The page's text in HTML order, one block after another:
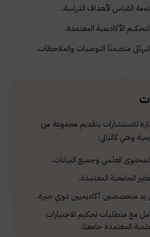
القياس لأهداف الدراسة.
الأكاديمية المعتمدة.
النهائي متضمنًا التوصيات والملاحظات.
للاستشارات بتقديم مجموعة من
وهي كالتالي:
العلمي وجميع البيانات.
الجامعية المعتمدة.
يد متخصصين أكاديميين ذوي خبرة.
مع متطلبات تحكيم الاختبارات
المعتمدة جامعيًا.